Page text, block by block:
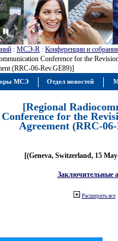
: МСЭ-R : Конференции и
Conference for the
(RRC-06-Rev.GE89)]
[Regional
Conference for the
Agreement (RRC-
[(Geneva, Switzerland, 15
Заключительные
Расширить все
МСЭ Отдел новостей